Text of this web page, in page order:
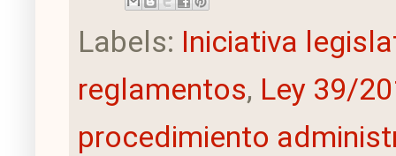
Labels: Iniciativa
reglamentos, Ley 39/
procedimiento